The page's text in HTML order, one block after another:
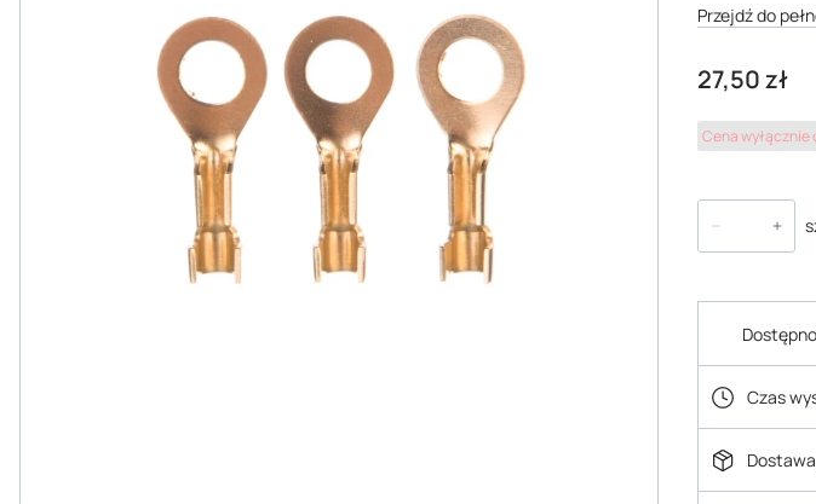
Przejdź do
Cena
27,50 zł
Cena wyłącznie
Czas
Dostawa